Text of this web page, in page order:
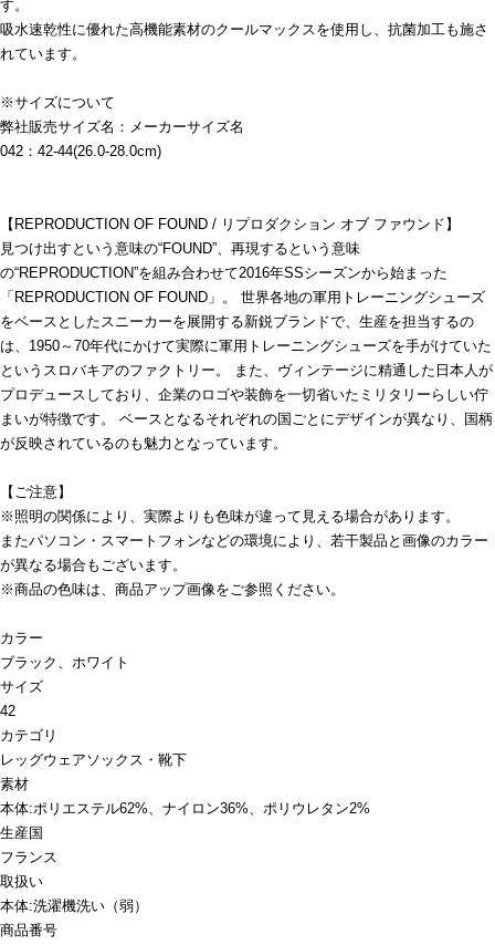
す。
吸水速乾性に優れた高機能素材のクールマックスを使用し、抗菌加工も施さ
れています。
※サイズについて
弊社販売サイズ名：メーカーサイズ名
042：42-44(26.0-28.0cm)
【REPRODUCTION OF FOUND / リプロダクション オブ ファウンド】
見つけ出すという意味の“FOUND”、再現するという意味
の“REPRODUCTION”を組み合わせて2016年SSシーズンから始まった
「REPRODUCTION OF FOUND」。 世界各地の軍用トレーニングシューズ
をベースとしたスニーカーを展開する新鋭ブランドで、生産を担当するの
は、1950～70年代にかけて実際に軍用トレーニングシューズを手がけていた
というスロバキアのファクトリー。 また、ヴィンテージに精通した日本人が
プロデュースしており、企業のロゴや装飾を一切省いたミリタリーらしい佇
まいが特徴です。 ベースとなるそれぞれの国ごとにデザインが異なり、国柄
が反映されているのも魅力となっています。
【ご注意】
※照明の関係により、実際よりも色味が違って見える場合があります。
またパソコン・スマートフォンなどの環境により、若干製品と画像のカラー
が異なる場合もございます。
※商品の色味は、商品アップ画像をご参照ください。
カラー
ブラック、ホワイト
サイズ
42
カテゴリ
レッグウェア ソックス・靴下
素材
本体:ポリエステル62%、ナイロン36%、ポリウレタン2%
生産国
フランス
取扱い
本体:洗濯機洗い（弱）
商品番号